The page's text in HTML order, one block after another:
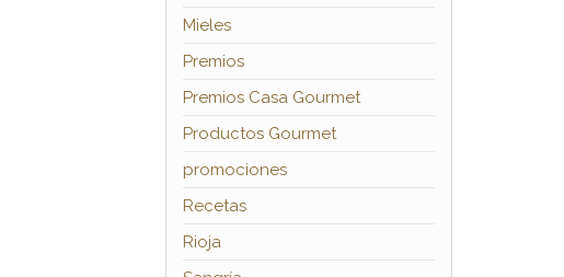
Mieles
Premios
Premios Casa Gourmet
Productos Gourmet
promociones
Recetas
Rioja